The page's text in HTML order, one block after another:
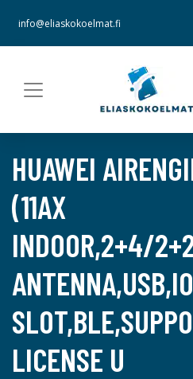
info@eliaskokoelmat.fi
HUAWEI
(11AX
INDOOR,2+4/
LICENSE U